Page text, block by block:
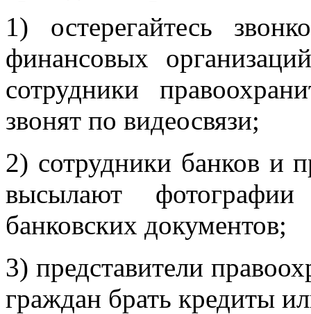
1) остерегайтесь
финансовых
сотрудники
звонят по видеосвязи;
2) сотрудники банков и
высылают
банковских документов;
3) представители
граждан брать кредиты